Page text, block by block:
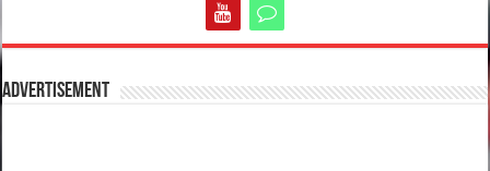
Advertisement